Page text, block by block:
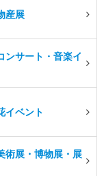
産展
ンサート・音楽イ
イベント
術展・博物展・展